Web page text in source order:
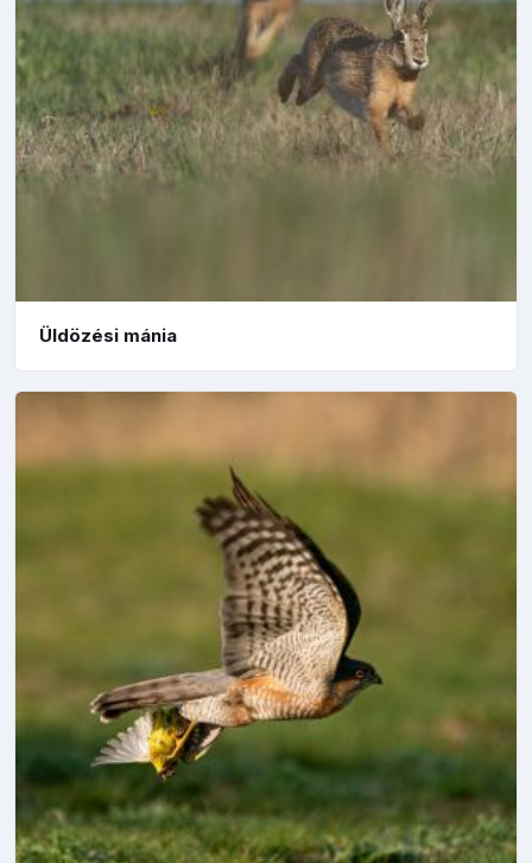
Üldözési mánia